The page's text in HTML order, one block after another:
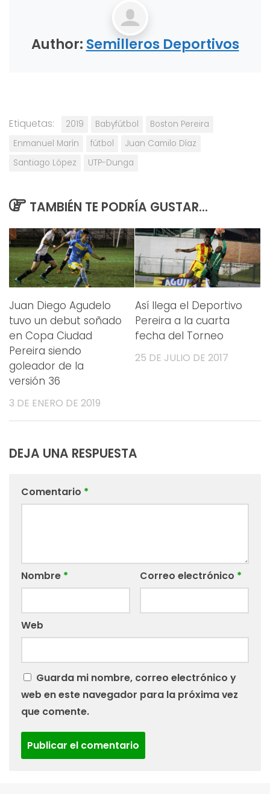
Author: Semilleros Deportivos
Etiquetas: 2019 Babyfútbol
Boston Pereira
Enmanuel Marín
fútbol
Juan Camilo Díaz
Santiago López
UTP-Dunga
TAMBIÉN TE PODRÍA GUSTAR...
Juan Diego Agudelo
tuvo un debut soñado
en Copa Ciudad
Pereira siendo
goleador de la
versión 36
3 DE ENERO DE 2019
Así llega el Deportivo
Pereira a la cuarta
fecha del Torneo
25 DE JULIO DE 2017
DEJA UNA RESPUESTA
Comentario *
Nombre * Correo electrónico *
Web
Guarda mi nombre, correo electrónico y
web en este navegador para la próxima vez
que comente.